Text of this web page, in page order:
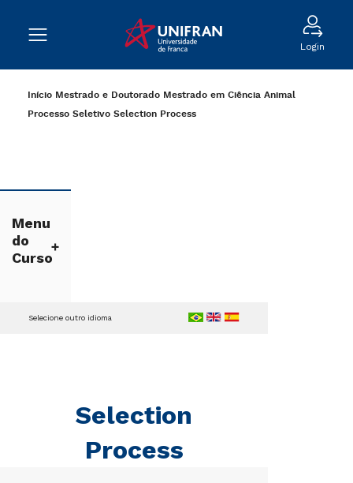
Login
Início Mestrado e Doutorado Mestrado em Ciência Animal
Processo Seletivo Selection Process
Menu
do
Curso
Selection
Process
Selecione outro idioma